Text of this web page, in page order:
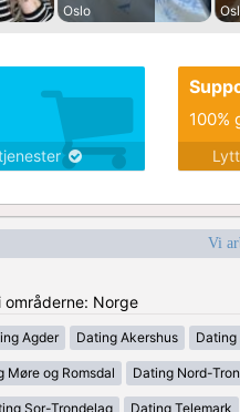
Oslo
100%
Vi
områderne: Norge
Agder Dating Akershus
Møre og Romsdal Dating Nord-
Sor-Trondelag Dating Telemark